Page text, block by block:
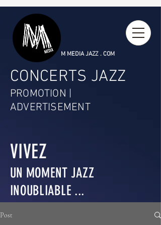
M MEDIA JAZZ . COM
CONCERTS JAZZ
PROMOTION |
ADVERTISEMENT
VIVEZ
UN MOMENT JAZZ
INOUBLIABLE ...
Post